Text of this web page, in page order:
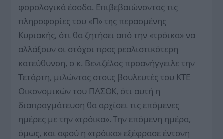
φορολογικά έσοδα. Επιβεβαιώνοντας τις
πληροφορίες του «Π» της περασμένης
Κυριακής, ότι θα ζητήσει από την «τρόικα» να
αλλάξουν οι στόχοι προς ρεαλιστικότερη
κατεύθυνση, ο κ. Βενιζέλος προανήγγειλε την
Τετάρτη, μιλώντας στους βουλευτές του ΚΤΕ
Οικονομικών του ΠΑΣΟΚ, ότι αυτή η
διαπραγμάτευση θα αρχίσει τις επόμενες
ημέρες με την «τρόικα». Την επόμενη ημέρα,
όμως, και αφού η «τρόικα» εξέφρασε έντονη